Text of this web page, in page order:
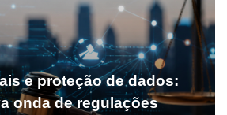
e proteção de dados:
onda de regulações